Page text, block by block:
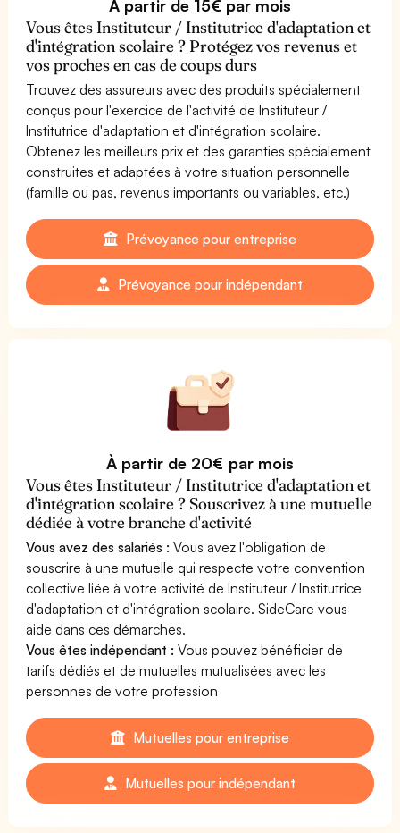
À partir de 15€ par mois
Vous êtes Instituteur / Institutrice d'adaptation et
d'intégration scolaire ? Protégez vos revenus et
vos proches en cas de coups durs
Trouvez des assureurs avec des produits spécialement
conçus pour l'exercice de l'activité de Instituteur /
Institutrice d'adaptation et d'intégration scolaire.
Obtenez les meilleurs prix et des garanties spécialement
construites et adaptées à votre situation personnelle
(famille ou pas, revenus importants ou variables, etc.)
Prévoyance pour entreprise
Prévoyance pour indépendant
À partir de 20€ par mois
Vous êtes Instituteur / Institutrice d'adaptation et
d'intégration scolaire ? Souscrivez à une mutuelle
dédiée à votre branche d'activité
Vous avez des salariés : Vous avez l'obligation de
souscrire à une mutuelle qui respecte votre convention
collective liée à votre activité de Instituteur / Institutrice
d'adaptation et d'intégration scolaire. SideCare vous
aide dans ces démarches.
Vous êtes indépendant : Vous pouvez bénéficier de
tarifs dédiés et de mutuelles mutualisées avec les
personnes de votre profession
Mutuelles pour entreprise
Mutuelles pour indépendant